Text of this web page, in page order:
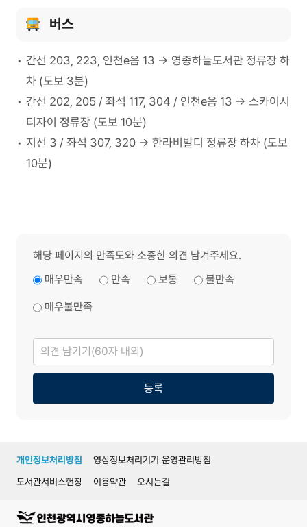
버스
간선 203, 223, 인천e음 13 → 영종하늘도서관 정류장 하
차 (도보 3분)
간선 202, 205 / 좌석 117, 304 / 인천e음 13 → 스카이시
티자이 정류장 (도보 10분)
지선 3 / 좌석 307, 320 → 한라비발디 정류장 하차 (도보
10분)
해당 페이지의 만족도와 소중한 의견 남겨주세요.
매우만족
만족 보통 불만족
매우불만족
의
견
남
기
등록
개인정보처리방침
영상정보처리기기 운영관리방침
도서관서비스헌장
이용약관 오시는길